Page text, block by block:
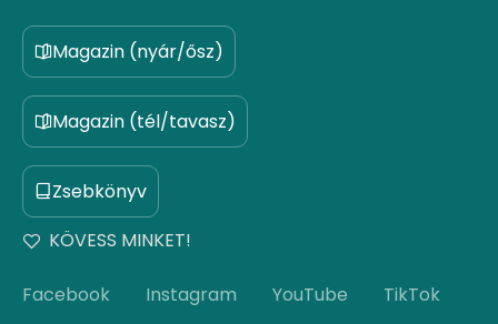
Magazin (nyár/ősz)
Magazin (tél/tavasz)
Zsebkönyv
KÖVESS MINKET!
Facebook Instagram YouTube TikTok